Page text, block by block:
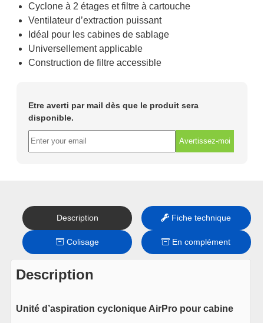
Cyclone à 2 étages et filtre à cartouche
Ventilateur d’extraction puissant
Idéal pour les cabines de sablage
Universellement applicable
Construction de filtre accessible
Etre averti par mail dès que le produit sera
disponible.
Avertissez-moi
Description Fiche technique
Colisage En complément
Description
Unité d’aspiration cyclonique AirPro pour cabine